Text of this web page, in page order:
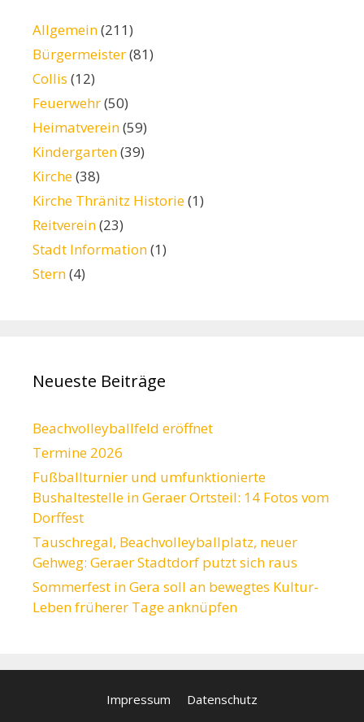
Allgemein(211)
Bürgermeister(81)
Collis (12)
Feuerwehr(50)
Heimatverein(59)
Kindergarten(39)
Kirche(38)
Kirche Thränitz Historie(1)
Reitverein(23)
Stadt Information(1)
Stern(4)
Neueste Beiträge
Beachvolleyballfeld eröffnet
Termine 2026
Fußballturnier und umfunktionierte
Bushaltestelle in Geraer Ortsteil: 14 Fotos vom
Dorffest
Tauschregal, Beachvolleyballplatz, neuer
Gehweg: Geraer Stadtdorf putzt sich raus
Sommerfest in Gera soll an bewegtes Kultur-
Leben früherer Tage anknüpfen
Impressum Datenschutz